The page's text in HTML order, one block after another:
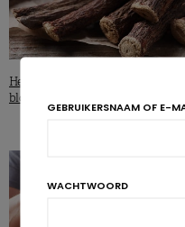
Het effect van zoethout op de
bloeddruk wordt onderschat!
GEBRUIKERSNAAM OF E-
WACHTWOORD